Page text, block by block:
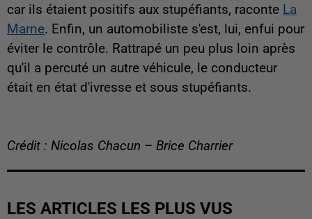
car ils étaient positifs aux stupéfiants, raconte La
Marne. Enfin, un automobiliste s'est, lui, enfui pour
éviter le contrôle. Rattrapé un peu plus loin après
qu'il a percuté un autre véhicule, le conducteur
était en état d'ivresse et sous stupéfiants.
Crédit : Nicolas Chacun – Brice Charrier
LES ARTICLES LES PLUS VUS